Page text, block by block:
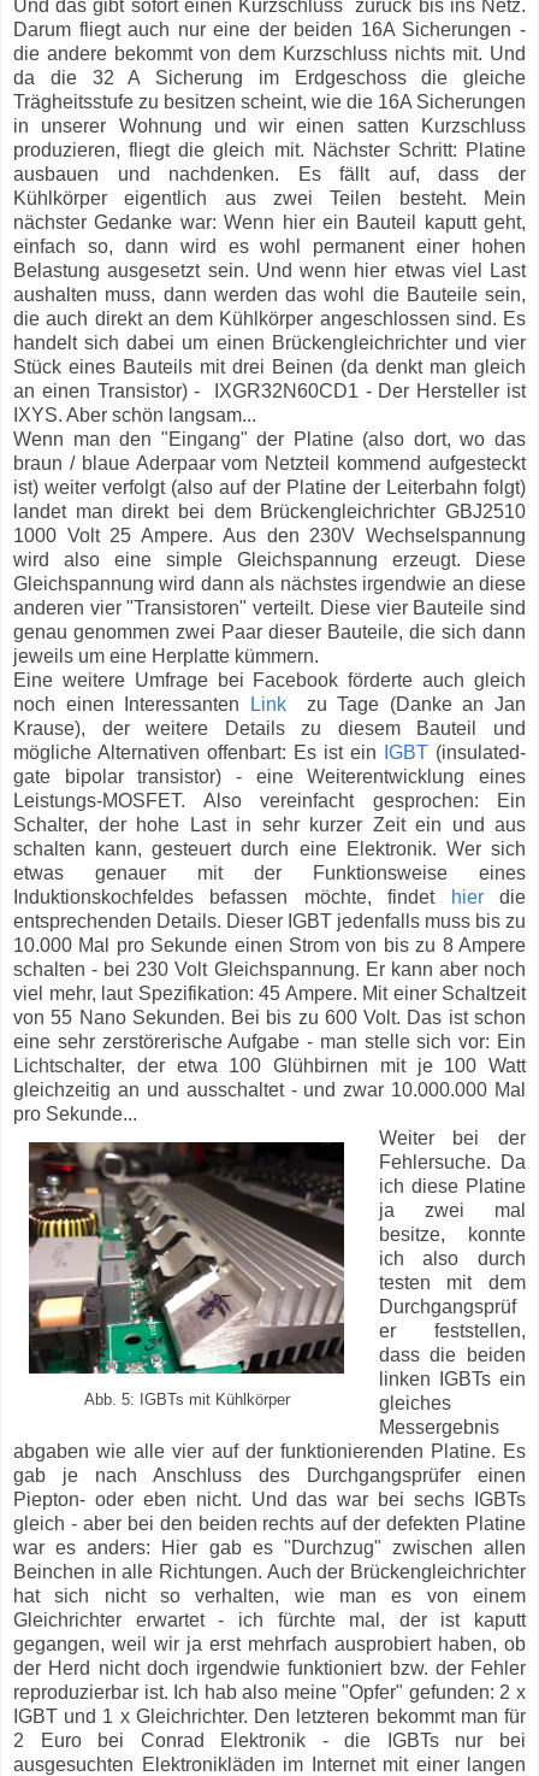
Und das gibt sofort einen Kurzschluss zurück bis ins Netz.
Darum fliegt auch nur eine der beiden 16A Sicherungen -
die andere bekommt von dem Kurzschluss nichts mit. Und
da die 32 A Sicherung im Erdgeschoss die gleiche
Trägheitsstufe zu besitzen scheint, wie die 16A Sicherungen
in unserer Wohnung und wir einen satten Kurzschluss
produzieren, fliegt die gleich mit. Nächster Schritt: Platine
ausbauen und nachdenken. Es fällt auf, dass der
Kühlkörper eigentlich aus zwei Teilen besteht. Mein
nächster Gedanke war: Wenn hier ein Bauteil kaputt geht,
einfach so, dann wird es wohl permanent einer hohen
Belastung ausgesetzt sein. Und wenn hier etwas viel Last
aushalten muss, dann werden das wohl die Bauteile sein,
die auch direkt an dem Kühlkörper angeschlossen sind. Es
handelt sich dabei um einen Brückengleichrichter und vier
Stück eines Bauteils mit drei Beinen (da denkt man gleich
an einen Transistor) - IXGR32N60CD1 - Der Hersteller ist
IXYS. Aber schön langsam...
Wenn man den "Eingang" der Platine (also dort, wo das
braun / blaue Aderpaar vom Netzteil kommend aufgesteckt
ist) weiter verfolgt (also auf der Platine der Leiterbahn folgt)
landet man direkt bei dem Brückengleichrichter GBJ2510
1000 Volt 25 Ampere. Aus den 230V Wechselspannung
wird also eine simple Gleichspannung erzeugt. Diese
Gleichspannung wird dann als nächstes irgendwie an diese
anderen vier "Transistoren" verteilt. Diese vier Bauteile sind
genau genommen zwei Paar dieser Bauteile, die sich dann
jeweils um eine Herplatte kümmern.
Eine weitere Umfrage bei Facebook förderte auch gleich
noch einen Interessanten
Link zu Tage (Danke an Jan
Krause), der weitere Details zu diesem Bauteil und
mögliche Alternativen offenbart: Es ist ein
IGBT (insulated-
gate bipolar transistor) - eine Weiterentwicklung eines
Leistungs-MOSFET. Also vereinfacht gesprochen: Ein
Schalter, der hohe Last in sehr kurzer Zeit ein und aus
schalten kann, gesteuert durch eine Elektronik. Wer sich
etwas genauer mit der Funktionsweise eines
Induktionskochfeldes befassen möchte, findet
hierdie
entsprechenden Details. Dieser IGBT jedenfalls muss bis zu
10.000 Mal pro Sekunde einen Strom von bis zu 8 Ampere
schalten - bei 230 Volt Gleichspannung. Er kann aber noch
viel mehr, laut Spezifikation: 45 Ampere. Mit einer Schaltzeit
von 55 Nano Sekunden. Bei bis zu 600 Volt. Das ist schon
eine sehr zerstörerische Aufgabe - man stelle sich vor: Ein
Lichtschalter, der etwa 100 Glühbirnen mit je 100 Watt
gleichzeitig an und ausschaltet - und zwar 10.000.000 Mal
pro Sekunde...
Abb. 5: IGBTs mit Kühlkörper
Weiter bei der
Fehlersuche. Da
ich diese Platine
ja zwei mal
besitze, konnte
ich also durch
testen mit dem
Durchgangsprüf
er feststellen,
dass die beiden
linken IGBTs ein
gleiches
Messergebnis
abgaben wie alle vier auf der funktionierenden Platine. Es
gab je nach Anschluss des Durchgangsprüfer einen
Piepton- oder eben nicht. Und das war bei sechs IGBTs
gleich - aber bei den beiden rechts auf der defekten Platine
war es anders: Hier gab es "Durchzug" zwischen allen
Beinchen in alle Richtungen. Auch der Brückengleichrichter
hat sich nicht so verhalten, wie man es von einem
Gleichrichter erwartet - ich fürchte mal, der ist kaputt
gegangen, weil wir ja erst mehrfach ausprobiert haben, ob
der Herd nicht doch irgendwie funktioniert bzw. der Fehler
reproduzierbar ist. Ich hab also meine "Opfer" gefunden: 2 x
IGBT und 1 x Gleichrichter. Den letzteren bekommt man für
2 Euro bei Conrad Elektronik - die IGBTs nur bei
ausgesuchten Elektronikläden im Internet mit einer langen